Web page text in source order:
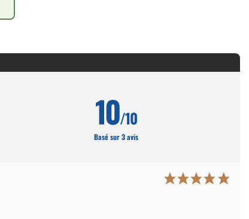
10/10
Basé sur 3 avis